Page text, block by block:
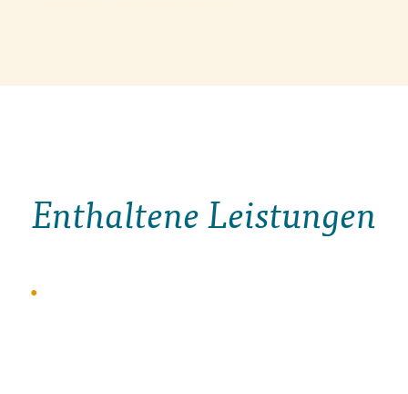
Enthaltene Leistungen